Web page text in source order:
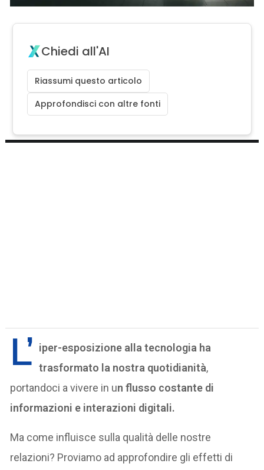
Chiedi all'AI
Riassumi questo articolo
Approfondisci con altre fonti
L’ iper-esposizione alla tecnologia ha
trasformato la nostra quotidianità,
portandoci a vivere in un flusso costante di
informazioni e interazioni digitali.
Ma come influisce sulla qualità delle nostre
relazioni? Proviamo ad approfondire gli effetti di